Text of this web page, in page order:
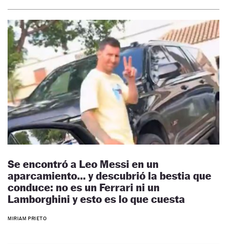
Se encontró a Leo Messi en un
aparcamiento… y descubrió la bestia que
conduce: no es un Ferrari ni un
Lamborghini y esto es lo que cuesta
MIRIAM PRIETO